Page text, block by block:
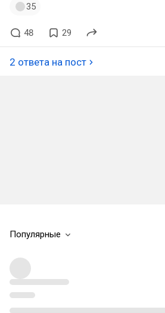
35
48 29
2 ответа на пост
Популярные